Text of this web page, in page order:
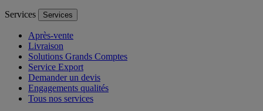
Services Services
Après-vente
Livraison
Solutions Grands Comptes
Service Export
Demander un devis
Engagements qualités
Tous nos services